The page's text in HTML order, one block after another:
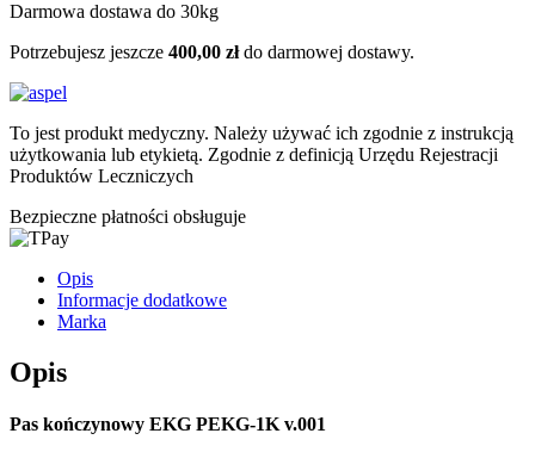
Darmowa dostawa do 30kg
Potrzebujesz jeszcze 400,00 złdo darmowej dostawy.
To jest produkt medyczny. Należy używać ich zgodnie z instrukcją
użytkowania lub etykietą. Zgodnie z definicją Urzędu Rejestracji
Produktów Leczniczych
Bezpieczne płatności obsługuje
Opis
Informacje dodatkowe
Marka
Opis
Pas kończynowy EKG PEKG-1K v.001